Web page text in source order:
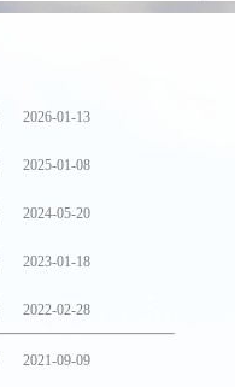
2026-01-13
2025-01-08
2024-05-20
2023-01-18
2022-02-28
2021-09-09